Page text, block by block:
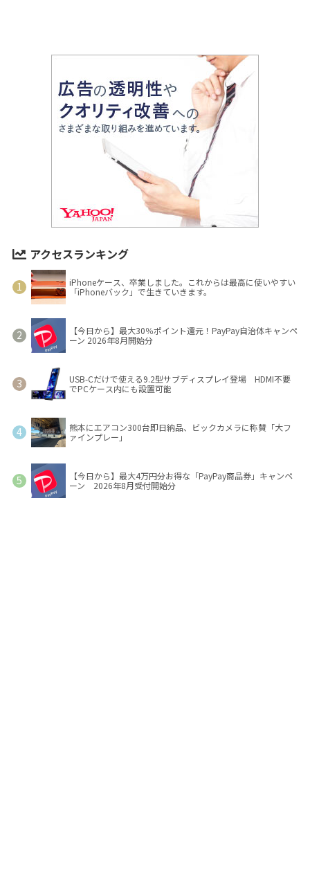
アクセスランキング
iPhoneケース、卒業しました。これからは最高に使いやすい
「iPhoneバック」で生きていきます。
【今日から】最大30％ポイント還元！PayPay自治体キャンペ
ーン 2026年8月開始分
USB-Cだけで使える9.2型サブディスプレイ登場 HDMI不要
でPCケース内にも設置可能
熊本にエアコン300台即日納品、ビックカメラに称賛「大フ
ァインプレー」
【今日から】最大4万円分お得な「PayPay商品券」キャンペ
ーン 2026年8月受付開始分